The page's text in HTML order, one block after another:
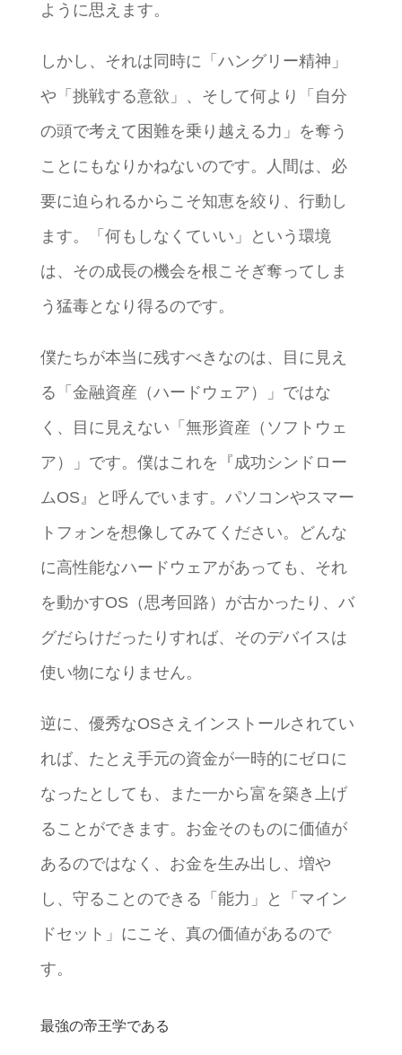
ように思えます。
しかし、それは同時に「ハングリー精神」
や「挑戦する意欲」、そして何より「自分
の頭で考えて困難を乗り越える力」を奪う
ことにもなりかねないのです。人間は、必
要に迫られるからこそ知恵を絞り、行動し
ます。「何もしなくていい」という環境
は、その成長の機会を根こそぎ奪ってしま
う猛毒となり得るのです。
僕たちが本当に残すべきなのは、目に見え
る「金融資産（ハードウェア）」ではな
く、目に見えない「無形資産（ソフトウェ
ア）」です。僕はこれを『成功シンドロー
ムOS』と呼んでいます。パソコンやスマー
トフォンを想像してみてください。どんな
に高性能なハードウェアがあっても、それ
を動かすOS（思考回路）が古かったり、バ
グだらけだったりすれば、そのデバイスは
使い物になりません。
逆に、優秀なOSさえインストールされてい
れば、たとえ手元の資金が一時的にゼロに
なったとしても、また一から富を築き上げ
ることができます。お金そのものに価値が
あるのではなく、お金を生み出し、増や
し、守ることのできる「能力」と「マイン
ドセット」にこそ、真の価値があるので
す。
最強の帝王学である